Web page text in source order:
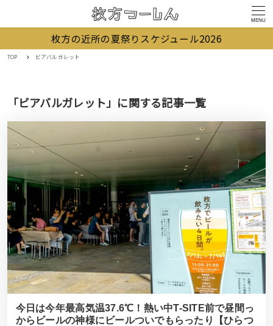
MENU
枚方の近所の夏祭りスケジュール2026
TOP ビアバルガレット
「ビアバルガレット」に関する記事一覧
今日は今年最高気温37.6℃！熱い中T-SITE前で昼間っ
からビールの神様にビールついでもらったり【ひらつ